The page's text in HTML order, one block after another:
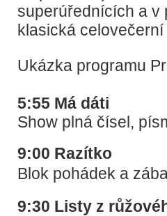
superúřednících a v
klasická
Ukázka programu
5:55 Má dáti
Show plná čísel,
9:00 Razítko
Blok pohádek a
9:30 Listy z